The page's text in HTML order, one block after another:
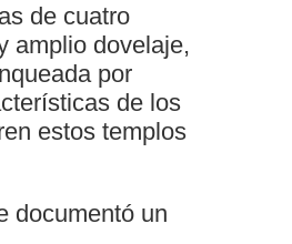
de cuatro
amplio dovelaje,
por
de los
estos templos
documentó un